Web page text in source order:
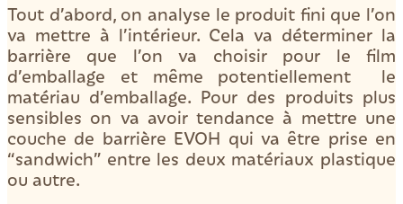
Tout d’abord, on analyse le produit fini que l’on
va mettre à l’intérieur. Cela va déterminer la
barrière que l’on va choisir pour le film
d’emballage et même potentiellement le
matériau d’emballage. Pour des produits plus
sensibles on va avoir tendance à mettre une
couche de barrière EVOH qui va être prise en
“sandwich” entre les deux matériaux plastique
ou autre.